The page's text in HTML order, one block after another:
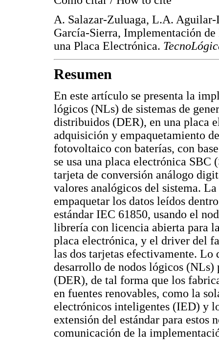
A. Salazar-Zuluaga, L.A.
García-Sierra, Implementación
una Placa Electrónica.
Resumen
En este artículo se presenta la
lógicos (NLs) de sistemas de
distribuidos (DER), en una placa
adquisición y empaquetamiento
fotovoltaico con baterías, con
se usa una placa electrónica
tarjeta de conversión análogo
valores analógicos del sistema.
empaquetar los datos leídos
estándar IEC 61850, usando el
librería con licencia abierta para
placa electrónica, y el driver del
las dos tarjetas efectivamente. Lo
desarrollo de nodos lógicos (NLs)
(DER), de tal forma que los
en fuentes renovables, como la
electrónicos inteligentes (IED) y
extensión del estándar para estos
comunicación de la